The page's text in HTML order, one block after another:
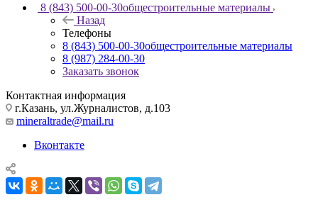
8 (843) 500-00-30общестроительные материалы
Назад
Телефоны
8 (843) 500-00-30общестроительные материалы
8 (987) 284-00-30
Заказать звонок
Контактная информация
г.Казань, ул.Журналистов, д.103
mineraltrade@mail.ru
Вконтакте